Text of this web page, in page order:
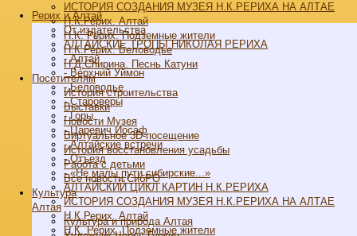
ИСТОРИЯ СОЗДАНИЯ МУЗЕЯ Н.К.РЕРИХА НА АЛТАЕ
Н.К.Рерих. Алтай
Н.К. Рерих. Подземные жители
Н.К.Рерих. Беловодье
Н.Д.Спирина. Песнь Катуни
Посетителям
История строительства
Выставки
Новости Музея
Виртуальное 3D-посещение
История восстановления усадьбы
Работа с детьми
Все новости СибРО
Культура
Алтая
Культура и природа Алтая
Рерих и Алтай
От издательства
АЛТАЙСКИЕ ТРОПЫ НИКОЛАЯ РЕРИХА
- Алтай
- Верхний Уймон
- Беловодье
- Староверы
- Горы
- Царевич Иосаф
- Алтайские встречи
- Отъезд
- «Не малы пути сибирские...»
АЛТАЙСКИЙ ЦИКЛ КАРТИН Н.К.РЕРИХА
ИСТОРИЯ СОЗДАНИЯ МУЗЕЯ Н.К.РЕРИХА НА АЛТАЕ
Н.К.Рерих. Алтай
Н.К. Рерих. Подземные жители